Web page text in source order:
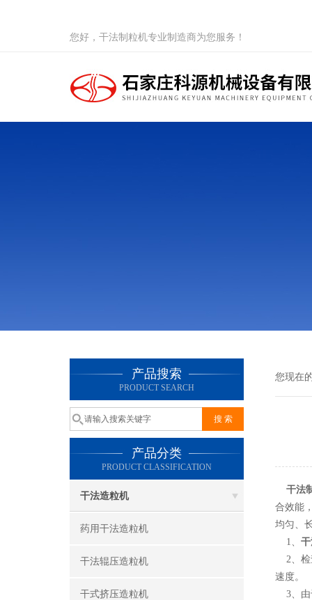
您好，干法制粒机专业制造商为您服务！
产品搜索
PRODUCT SEARCH
产品分类
PRODUCT CLASSIFICATION
干法造粒机
药用干法造粒机
干法辊压造粒机
干式挤压造粒机
您现在
干法
合效能
均匀、
1、
2、检
速度。
3、由